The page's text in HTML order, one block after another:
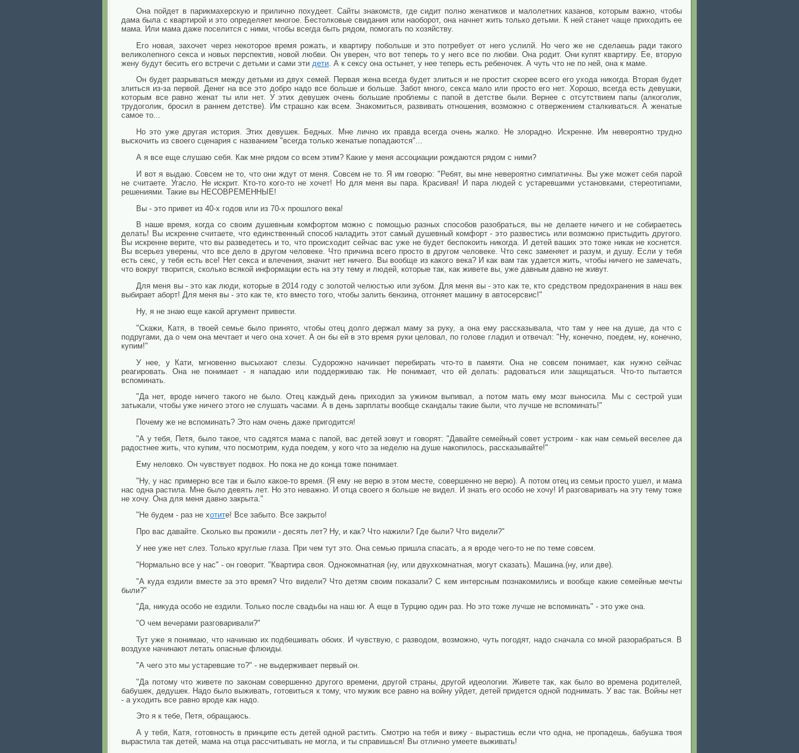
Она пойдет в парикмахерскую и прилично похудеет. Сайты знакомств, где сидит полно женатиков и малолетних казанов, которым важно, чтобы
дама была с квартирой и это определяет многое. Бестолковые свидания или наоборот, она начнет жить только детьми. К ней станет чаще приходить ее
мама. Или мама даже поселится с ними, чтобы всегда быть рядом, помогать по хозяйству.
Его новая, захочет через некоторое время рожать, и квартиру побольше и это потребует от него услилй. Но чего же не сделаешь ради такого
великолепного секса и новых перспектив, новой любви. Он уверен, что вот теперь то у него все по любви. Она родит. Они купят квартиру. Ее, вторую
жену будут бесить его встречи с детьми и сами эти дети . А к сексу она остынет, у нее теперь есть ребеночек. А чуть что не по ней, она к маме.
Он будет разрываться между детьми из двух семей. Первая жена всегда будет злиться и не простит скорее всего его ухода никогда. Вторая будет
злиться из-за первой. Денег на все это добро надо все больше и больше. Забот много, секса мало или просто его нет. Хорошо, всегда есть девушки,
которым все равно женат ты или нет. У этих девушек очень большие проблемы с папой в детстве были. Вернее с отсутствием папы (алкоголик,
трудоголик, бросил в раннем детстве). Им страшно как всем. Знакомиться, развивать отношения, возможно с отвержением сталкиваться. А женатые
самое то...
Но это уже другая история. Этих девушек. Бедных. Мне лично их правда всегда очень жалко. Не злорадно. Искренне. Им невероятно трудно
выскочить из своего сценария с названием "всегда только женатые попадаются"...
А я все еще слушаю себя. Как мне рядом со всем этим? Какие у меня ассоциации рождаются рядом с ними?
И вот я выдаю. Совсем не то, что они ждут от меня. Совсем не то. Я им говорю: "Ребят, вы мне невероятно симпатичны. Вы уже может себя парой
не считаете. Угасло. Не искрит. Кто-то кого-то не хочет! Но для меня вы пара. Красивая! И пара людей с устаревшими установками, стереотипами,
решениями. Такие вы НЕСОВРЕМЕННЫЕ!
Вы - это привет из 40-х годов или из 70-х прошлого века!
В наше время, когда со своим душевным комфортом можно с помощью разных способов разобраться, вы не делаете ничего и не собираетесь
делать! Вы искренне считаете, что единственный способ наладить этот самый душевный комфорт - это развестись или возможно пристыдить другого.
Вы искренне верите, что вы разведетесь и то, что происходит сейчас вас уже не будет беспокоить никогда. И детей ваших это тоже никак не коснется.
Вы всерьез уверены, что все дело в другом человеке. Что причина всего просто в другом человеке. Что секс заменяет и разум, и душу. Если у тебя
есть секс, у тебя есть все! Нет секса и влечения, значит нет ничего. Вы вообще из какого века? И как вам так удается жить, чтобы ничего не замечать,
что вокруг творится, сколько всякой информации есть на эту тему и людей, которые так, как живете вы, уже давным давно не живут.
Для меня вы - это как люди, которые в 2014 году с золотой челюстью или зубом. Для меня вы - это как те, кто средством предохранения в наш век
выбирает аборт! Для меня вы - это как те, кто вместо того, чтобы залить бензина, отгоняет машину в автосерсвис!"
Ну, я не знаю еще какой аргумент привести.
"Скажи, Катя, в твоей семье было принято, чтобы отец долго держал маму за руку, а она ему рассказывала, что там у нее на душе, да что с
подругами, да о чем она мечтает и чего она хочет. А он бы ей в это время руки целовал, по голове гладил и отвечал: "Ну, конечно, поедем, ну, конечно,
купим!"
У нее, у Кати, мгновенно высыхают слезы. Судорожно начинает перебирать что-то в памяти. Она не совсем понимает, как нужно сейчас
реагировать. Она не понимает - я нападаю или поддерживаю так. Не понимает, что ей делать: радоваться или защищаться. Что-то пытается
вспоминать.
"Да нет, вроде ничего такого не было. Отец каждый день приходил за ужином выпивал, а потом мать ему мозг выносила. Мы с сестрой уши
затыкали, чтобы уже ничего этого не слушать часами. А в день зарплаты вообще скандалы такие были, что лучше не вспоминать!"
Почему же не вспоминать? Это нам очень даже пригодится!
"А у тебя, Петя, было такое, что садятся мама с папой, вас детей зовут и говорят: "Давайте семейный совет устроим - как нам семьей веселее да
радостнее жить, что купим, что посмотрим, куда поедем, у кого что за неделю на душе накопилось, рассказывайте!"
Ему неловко. Он чувствует подвох. Но пока не до конца тоже понимает.
"Ну, у нас примерно все так и было какое-то время. (Я ему не верю в этом месте, совершенно не верю). А потом отец из семьи просто ушел, и мама
нас одна растила. Мне было девять лет. Но это неважно. И отца своего я больше не видел. И знать его особо не хочу! И разговаривать на эту тему тоже
не хочу. Она для меня давно закрыта."
"Не будем - раз не хотите! Все забыто. Все закрыто!
Про вас давайте. Сколько вы прожили - десять лет? Ну, и как? Что нажили? Где были? Что видели?"
У нее уже нет слез. Только круглые глаза. При чем тут это. Она семью пришла спасать, а я вроде чего-то не по теме совсем.
"Нормально все у нас" - он говорит. "Квартира своя. Однокомнатная (ну, или двухкомнатная, могут сказать). Машина.(ну, или две).
"А куда ездили вместе за это время? Что видели? Что детям своим показали? С кем интерсным познакомились и вообще какие семейные мечты
были?"
"Да, никуда особо не ездили. Только после свадьбы на наш юг. А еще в Турцию один раз. Но это тоже лучше не вспоминать" - это уже она.
"О чем вечерами разговаривали?"
Тут уже я понимаю, что начинаю их подбешивать обоих. И чувствую, с разводом, возможно, чуть погодят, надо сначала со мной разорабраться. В
воздухе начинают летать опасные флюиды.
"А чего это мы устаревшие то?" - не выдерживает первый он.
"Да потому что живете по законам совершенно другого времени, другой страны, другой идеологии. Живете так, как было во времена родителей,
бабушек, дедушек. Надо было выживать, готовиться к тому, что мужик все равно на войну уйдет, детей придется одной поднимать. У вас так. Войны нет
- а уходить все равно вроде как надо.
Это я к тебе, Петя, обращаюсь.
А у тебя, Катя, готовность в принципе есть детей одной растить. Смотрю на тебя и вижу - вырастишь если что одна, не пропадешь, бабушка твоя
вырастила так детей, мама на отца рассчитывать не могла, и ты справишься! Вы отлично умеете выживать!